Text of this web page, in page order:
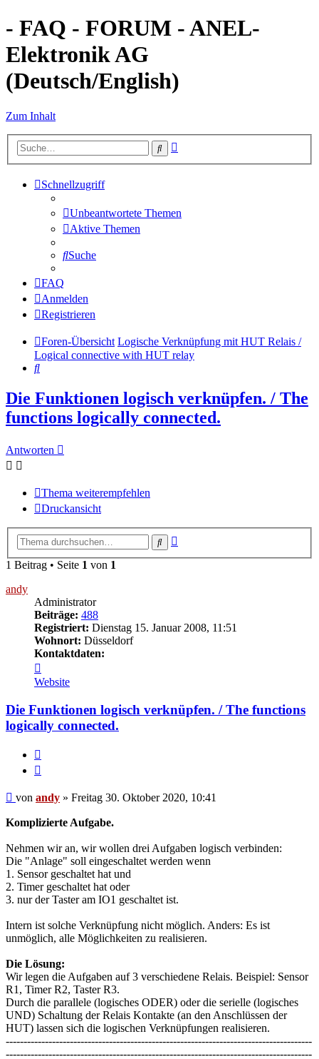
- FAQ - FORUM - ANEL-
Elektronik AG
(Deutsch/English)
Zum Inhalt
Suche
Schnellzugriff
Unbeantwortete Themen
Aktive Themen
Suche
FAQ
Anmelden
Registrieren
Foren-Übersicht Logische Verknüpfung mit HUT Relais /
Logical connective with HUT relay
Suche
Die Funktionen logisch verknüpfen. / The
functions logically connected.
Antworten
Thema weiterempfehlen
Druckansicht
Suche
1 Beitrag • Seite 1 von 1
andy
Administrator
Beiträge: 488
Registriert: Dienstag 15. Januar 2008, 11:51
Wohnort: Düsseldorf
Kontaktdaten:
von
andy
Website
Die Funktionen logisch verknüpfen. / The functions
logically connected.
Beitrag
von andy » Freitag 30. Oktober 2020, 10:41
Komplizierte Aufgabe.
Nehmen wir an, wir wollen drei Aufgaben logisch verbinden:
Die "Anlage" soll eingeschaltet werden wenn
1. Sensor geschaltet hat und
2. Timer geschaltet hat oder
3. nur der Taster am IO1 geschaltet ist.
Intern ist solche Verknüpfung nicht möglich. Anders: Es ist
unmöglich, alle Möglichkeiten zu realisieren.
Die Lösung:
Wir legen die Aufgaben auf 3 verschiedene Relais. Beispiel: Sensor
R1, Timer R2, Taster R3.
Durch die parallele (logisches ODER) oder die serielle (logisches
UND) Schaltung der Relais Kontakte (an den Anschlüssen der
HUT) lassen sich die logischen Verknüpfungen realisieren.
--------------------------------------------------------------------------------------
--------------------------------------------------------------------------------------